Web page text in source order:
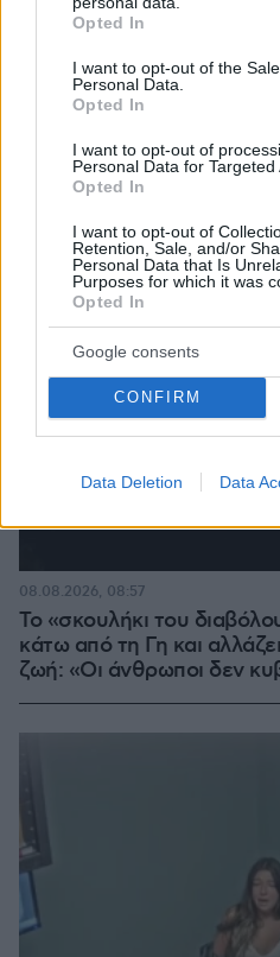
grant or deny consent to
use your data for below
consent section.
Opted In
I want to opt-out of the
Personal Data.
Opted In
I want to opt-out of
Personal Data for Targeted
Opted In
I want to opt-out of
Retention, Sale, and/or
Personal Data that Is
Purposes for which it was
Opted In
Google consents
CONFIRM
Data Deletion Data
ΤΑ ΠΙΟ ΔΗΜΟΦΙΛΗ
Το «σκουλήκι του
κάτω από τη Γη και
ζωή: «Οι άνθρωποι δεν
08.08.2026, 08:57